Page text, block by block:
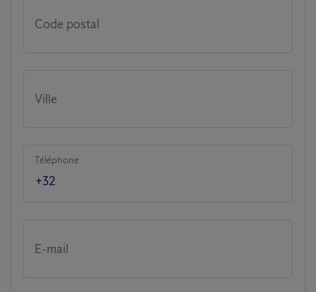
Code postal
Ville
Téléphone
E-mail